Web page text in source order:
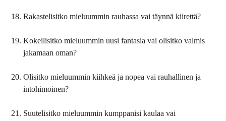
Rakastelisitko mieluummin rauhassa vai täynnä kiirettä?
Kokeilisitko mieluummin uusi fantasia vai olisitko valmis
jakamaan oman?
Olisitko mieluummin kiihkeä ja nopea vai rauhallinen ja
intohimoinen?
Suutelisitko mieluummin kumppanisi kaulaa vai